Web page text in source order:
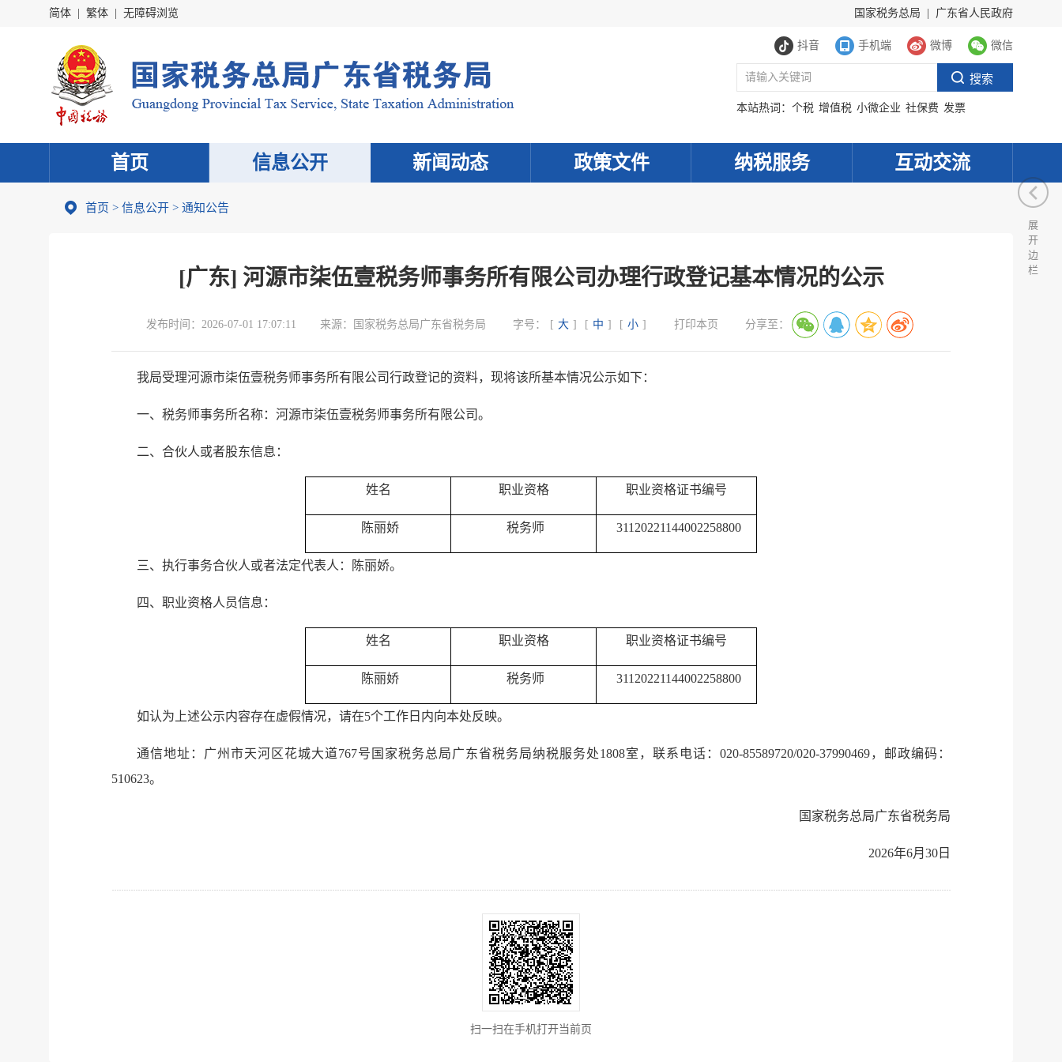
简体 繁体 无障碍浏览 国家税务总局 广东省人民政府
抖音 手机端 微博 微信
本站热词： 个税 增值税 小微企业 社保费 发票
首页 信息公开 新闻动态 政策文件 纳税服务 互动交流
首页 > 信息公开 > 通知公告
[广东] 河源市柒伍壹税务师事务所有限公司办理行政登记基本情况的公示
发布时间： 2026-07-01 17:07:11 来源： 国家税务总局广东省税务局 字号： [ 大 ] [ 中 ] [ 小 ] 打印本页 分享至：
我局受理河源市柒伍壹税务师事务所有限公司行政登记的资料，现将该所基本情况公示如下：
一、税务师事务所名称：河源市柒伍壹税务师事务所有限公司。
二、合伙人或者股东信息：
姓名 职业资格 职业资格证书编号
陈丽娇 税务师 31120221144002258800
三、执行事务合伙人或者法定代表人：陈丽娇。
四、职业资格人员信息：
姓名 职业资格 职业资格证书编号
陈丽娇 税务师 31120221144002258800
如认为上述公示内容存在虚假情况，请在5个工作日内向本处反映。
通信地址：广州市天河区花城大道767号国家税务总局广东省税务局纳税服务处1808室，联系电话：020-85589720/020-37990469，邮政编码：
510623。
国家税务总局广东省税务局
2026年6月30日
扫一扫在手机打开当前页
展
开
边
栏